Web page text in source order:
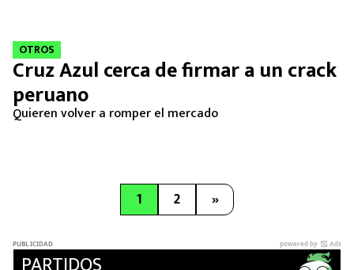
OTROS
Cruz Azul cerca de firmar a un crack
peruano
Quieren volver a romper el mercado
1 2 »